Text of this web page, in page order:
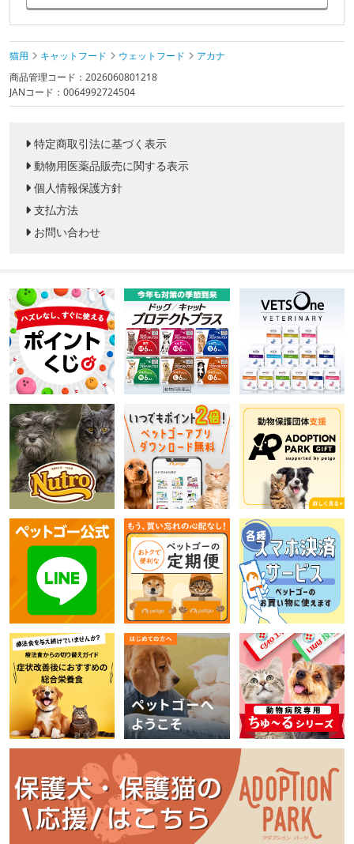
猫用 キャットフード ウェットフード
アカナ
商品管理コード：2026060801218
JANコード：0064992724504
特定商取引法に基づく表示
動物用医薬品販売に関する表示
個人情報保護方針
支払方法
お問い合わせ